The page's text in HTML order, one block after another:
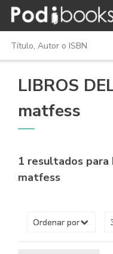
LIBROS
matfess
1 resultados para
matfess